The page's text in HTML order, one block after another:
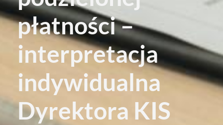
płatności –
interpretacja
indywidualna
Dyrektora KIS